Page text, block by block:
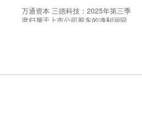
万通资本 三德科技：2025年第三季
度归属于上市公司股东的净利润同